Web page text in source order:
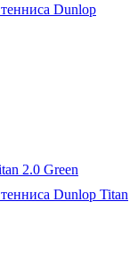
Dunlop
2.0 Green
Dunlop Titan